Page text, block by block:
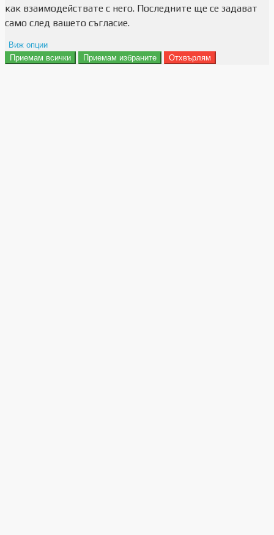
как взаимодействате с него. Последните ще се задават
само след вашето съгласие.
Виж опции
Препочитания за реклами
Приемам всички Приемам избраните Отхвърлям